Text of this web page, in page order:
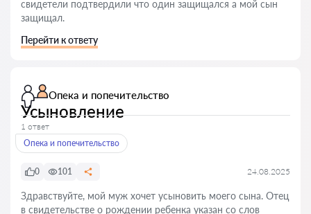
свидетели подтвердили что один защищался а мой сын
защищал.
Перейти к ответу
Опека и попечительство
Усыновление
1 ответ
Опека и попечительство
0 101 24.08.2025
Здравствуйте, мой муж хочет усыновить моего сына. Отец
в свидетельстве о рождении ребенка указан со слов